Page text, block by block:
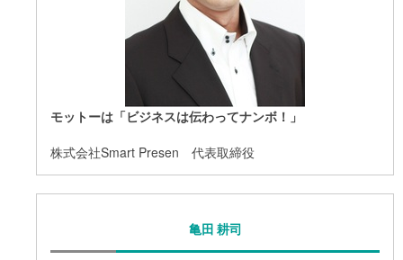
モットーは「ビジネスは伝わってナンボ！」
株式会社Smart Presen 代表取締役
亀田 耕司